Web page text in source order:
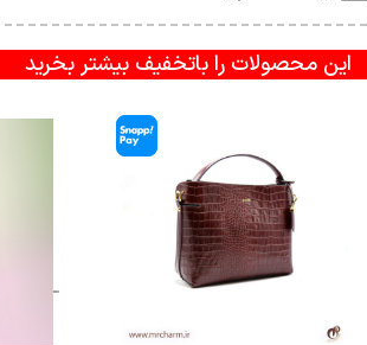
این محصولات را باتخفیف بیشتر بخرید